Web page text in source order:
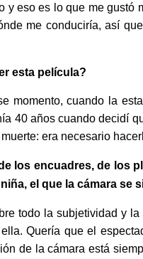
y eso es lo que me gustó
me conduciría, así
esta película?
momento, cuando la
40 años cuando decidí
era necesario
los encuadres, de los
el que la cámara
todo la subjetividad y
Quería que el
de la cámara está